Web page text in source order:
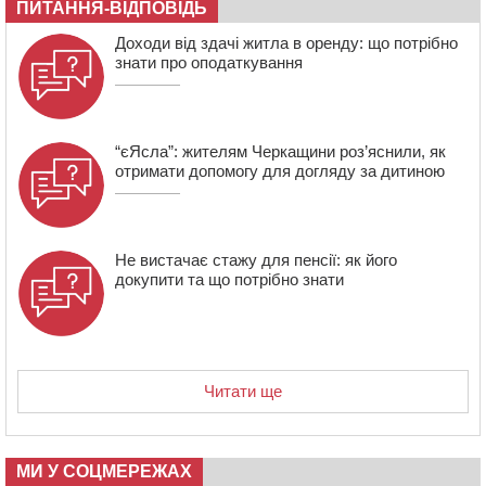
07:23 Уманські міграційники видворили з країни грузина,
який відсидів термін у колонії
ПИТАННЯ-ВІДПОВІДЬ
Доходи від здачі житла в оренду: що потрібно
знати про оподаткування
“єЯсла”: жителям Черкащини роз’яснили, як
отримати допомогу для догляду за дитиною
Не вистачає стажу для пенсії: як його
докупити та що потрібно знати
Читати ще
МИ У СОЦМЕРЕЖАХ